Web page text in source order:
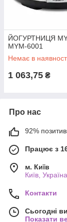
ЙОГУРТНИЦЯ
MYM-6001
Немає в
1 063,75 ₴
Про нас
92%
Працює з
м. Київ
Київ, Україна
Контакти
Сьогодні
Показати